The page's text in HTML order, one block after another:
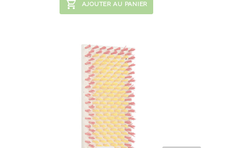
AJOUTER AU PANIER